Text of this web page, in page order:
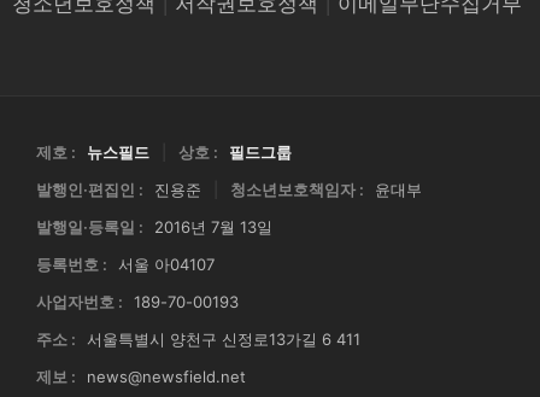
청소년보호정책
저작권보호정책 이메일무단수집거부
제호 : 뉴스필드 상호 :
필드그룹
발행인·편집인 :
진용준 청소년보호책임자 :
윤대부
발행일·등록일 :
2016년 7월 13일
등록번호 :
서울 아04107
사업자번호 :
189-70-00193
주소 :
서울특별시 양천구 신정로13가길 6 411
제보 :
news@newsfield.net